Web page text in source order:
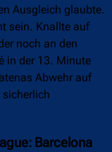
Ausgleich glaubte.
sein. Knallte auf
noch an den
in der 13. Minute
Abwehr auf
sicherlich
Barcelona